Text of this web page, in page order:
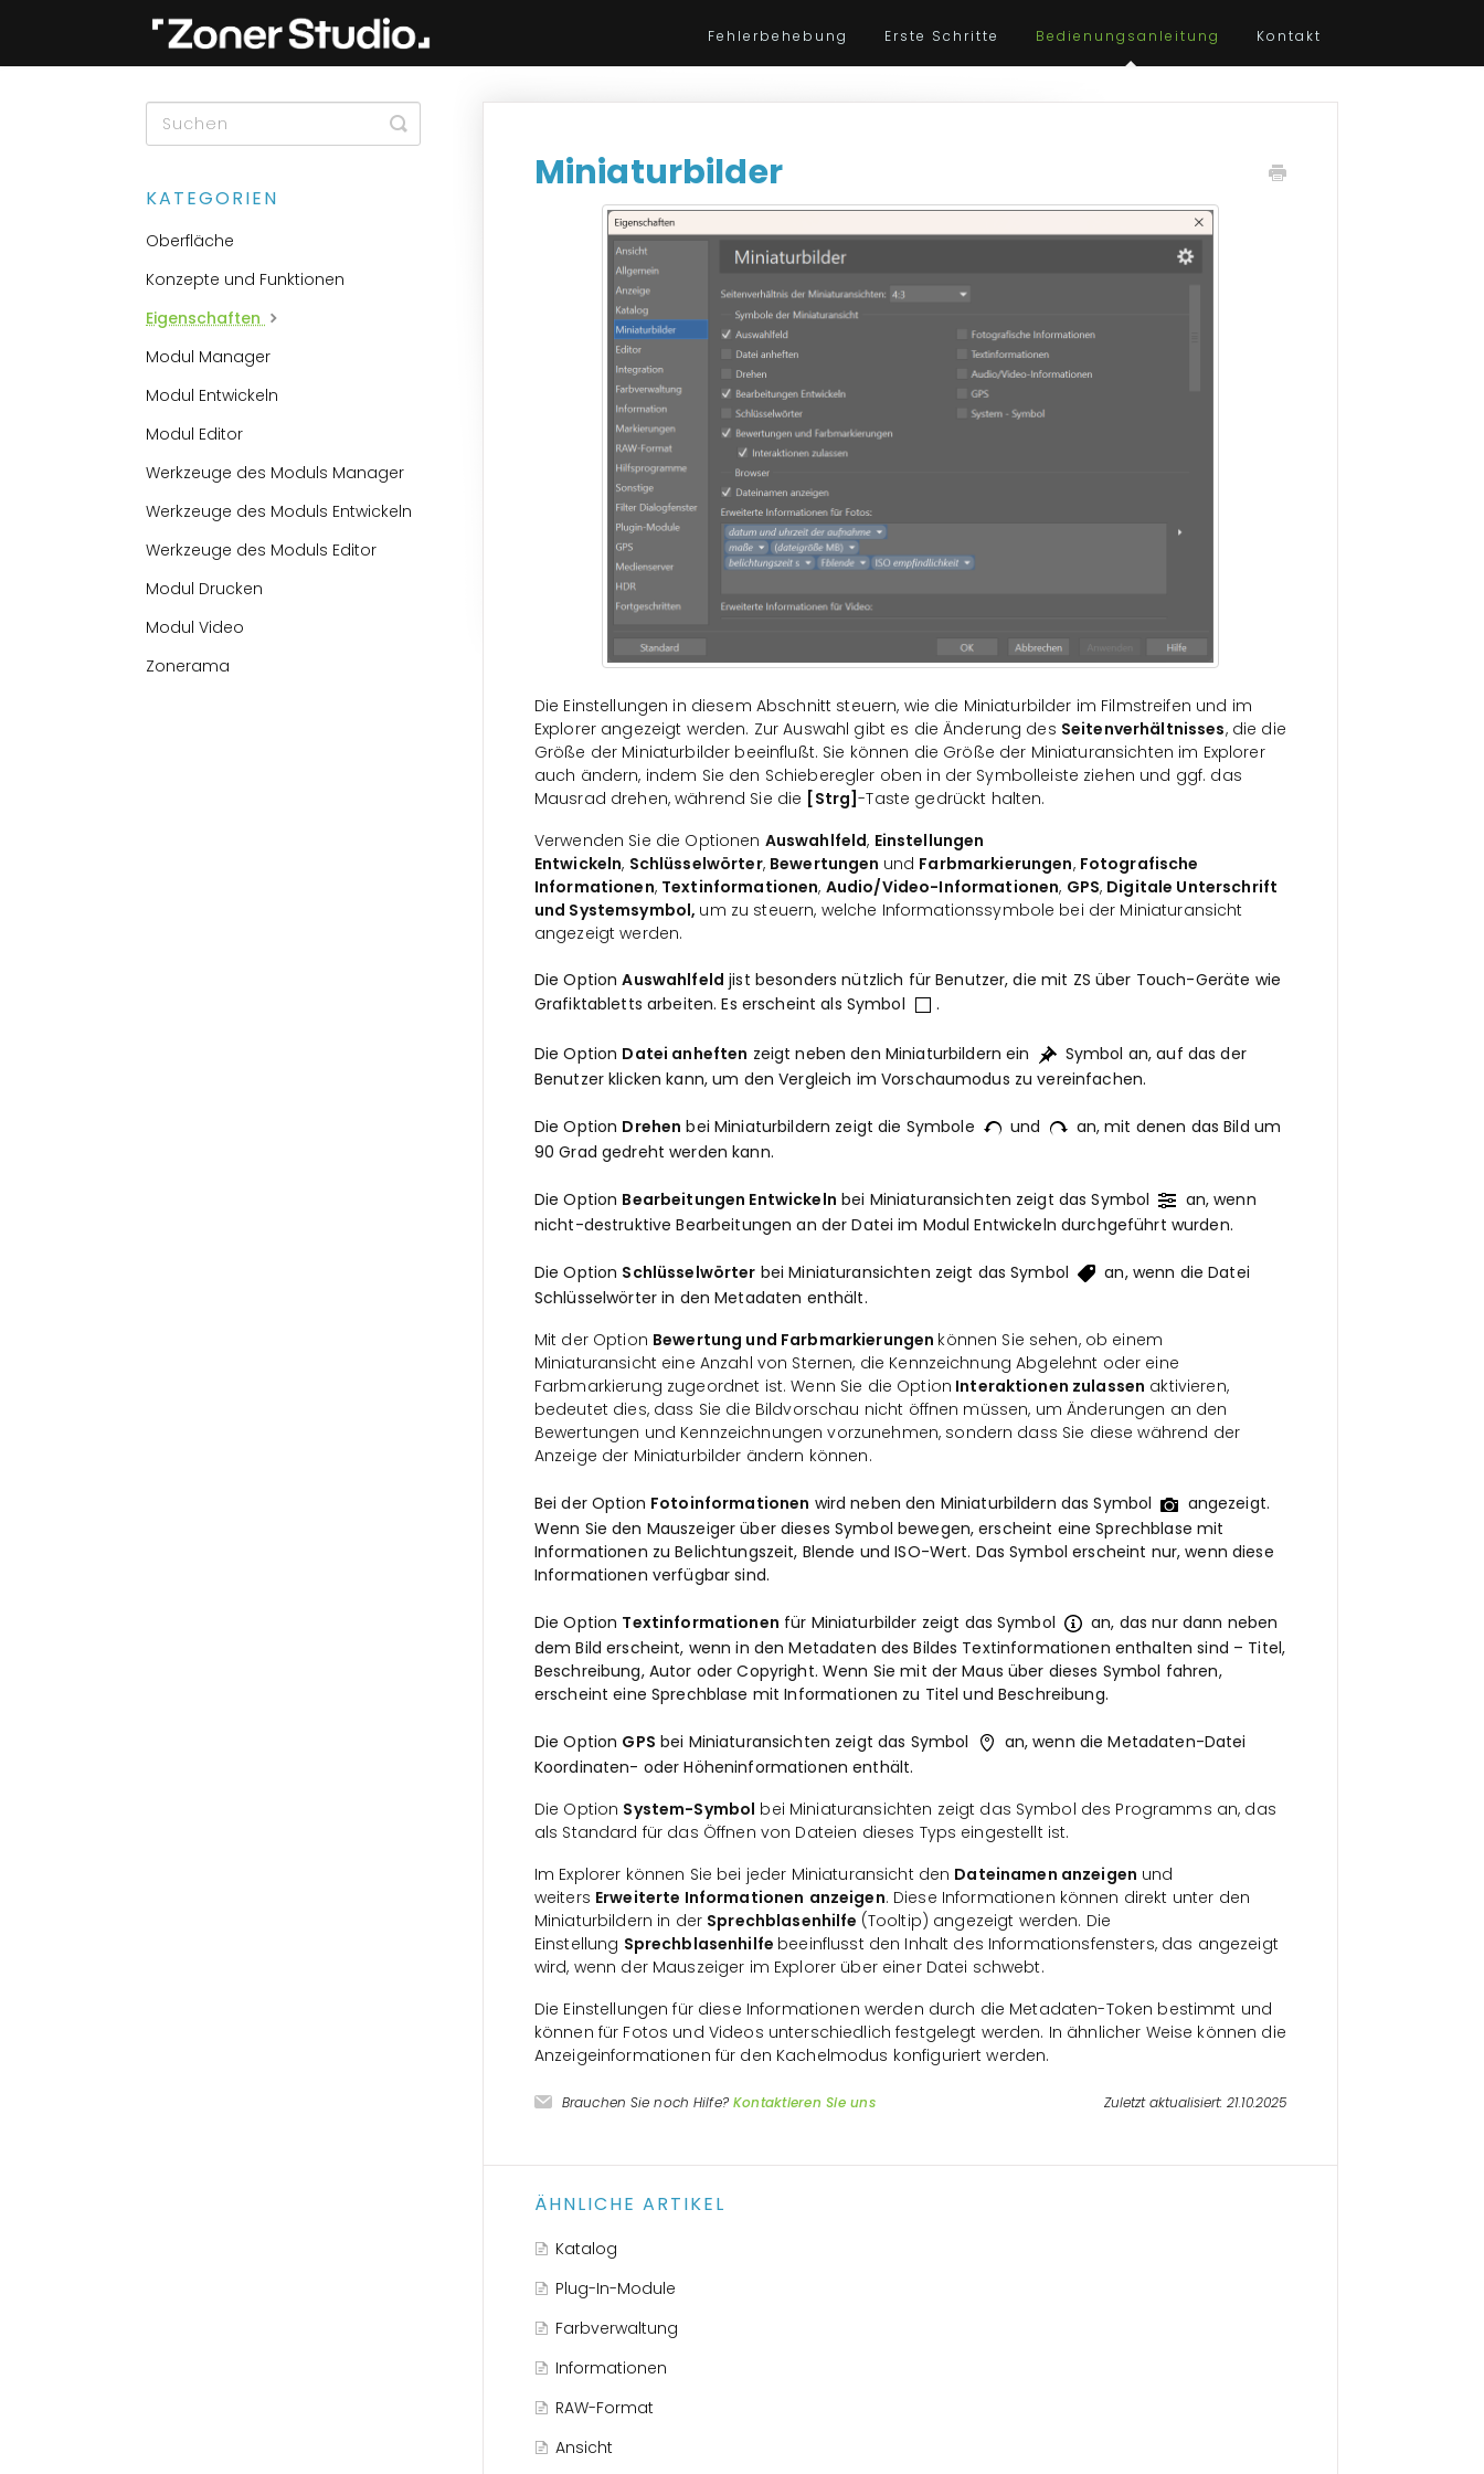
Fehlerbehebung Erste Schritte Bedienungsanleitung Kontakt
Miniaturbilder
Die Einstellungen in diesem Abschnitt steuern, wie die Miniaturbilder im Filmstreifen und im
Explorer angezeigt werden. Zur Auswahl gibt es die Änderung des Seitenverhältnisses, die die
Größe der Miniaturbilder beeinflußt. Sie können die Größe der Miniaturansichten im Explorer
auch ändern, indem Sie den Schieberegler oben in der Symbolleiste ziehen und ggf. das
Mausrad drehen, während Sie die [Strg]-Taste gedrückt halten.
Verwenden Sie die Optionen Auswahlfeld, Einstellungen
Entwickeln, Schlüsselwörter, Bewertungen und Farbmarkierungen, Fotografische
Informationen, Textinformationen, Audio/Video-Informationen, GPS, Digitale Unterschrift
und Systemsymbol, um zu steuern, welche Informationssymbole bei der Miniaturansicht
angezeigt werden.
Die OptionAuswahlfeld jist besonders nützlich für Benutzer, die mit ZS über Touch-Geräte wie
Grafiktabletts arbeiten. Es erscheint als Symbol
.
Die Option Datei anheften zeigt neben den Miniaturbildern ein
Symbol an, auf das der
Benutzer klicken kann, um den Vergleich im Vorschaumodus zu vereinfachen.
Die Option Drehen bei Miniaturbildern zeigt die Symbole und
an, mit denen das Bild um
90 Grad gedreht werden kann.
Die Option Bearbeitungen Entwickeln bei Miniaturansichten zeigt das Symbol
an, wenn
nicht-destruktive Bearbeitungen an der Datei im Modul Entwickeln durchgeführt wurden.
Die Option Schlüsselwörter bei Miniaturansichten zeigt das Symbol
an, wenn die Datei
Schlüsselwörter in den Metadaten enthält.
Mit der Option Bewertung und Farbmarkierungen können Sie sehen, ob einem
Miniaturansicht eine Anzahl von Sternen, die Kennzeichnung Abgelehnt oder eine
Farbmarkierung zugeordnet ist. Wenn Sie die Option Interaktionen zulassen aktivieren,
bedeutet dies, dass Sie die Bildvorschau nicht öffnen müssen, um Änderungen an den
Bewertungen und Kennzeichnungen vorzunehmen, sondern dass Sie diese während der
Anzeige der Miniaturbilder ändern können.
Bei der Option Fotoinformationen wird neben den Miniaturbildern das Symbol
angezeigt.
Wenn Sie den Mauszeiger über dieses Symbol bewegen, erscheint eine Sprechblase mit
Informationen zu Belichtungszeit, Blende und ISO-Wert. Das Symbol erscheint nur, wenn diese
Informationen verfügbar sind.
Die Option Textinformationen für Miniaturbilder zeigt das Symbol
an, das nur dann neben
dem Bild erscheint, wenn in den Metadaten des Bildes Textinformationen enthalten sind – Titel,
Beschreibung, Autor oder Copyright. Wenn Sie mit der Maus über dieses Symbol fahren,
erscheint eine Sprechblase mit Informationen zu Titel und Beschreibung.
Die Option GPS bei Miniaturansichten zeigt das Symbol
an, wenn die Metadaten-Datei
Koordinaten- oder Höheninformationen enthält.
Die Option System-Symbol bei Miniaturansichten zeigt das Symbol des Programms an, das
als Standard für das Öffnen von Dateien dieses Typs eingestellt ist.
Im Explorer können Sie bei jeder Miniaturansicht den Dateinamen anzeigen und
weiters Erweiterte Informationen anzeigen. Diese Informationen können direkt unter den
Miniaturbildern in der Sprechblasenhilfe (Tooltip) angezeigt werden. Die
Einstellung Sprechblasenhilfe beeinflusst den Inhalt des Informationsfensters, das angezeigt
wird, wenn der Mauszeiger im Explorer über einer Datei schwebt.
Die Einstellungen für diese Informationen werden durch die Metadaten-Token bestimmt und
können für Fotos und Videos unterschiedlich festgelegt werden. In ähnlicher Weise können die
Anzeigeinformationen für den Kachelmodus konfiguriert werden.
Brauchen Sie noch Hilfe? Kontaktieren Sie uns Zuletzt aktualisiert: 21.10.2025
ÄHNLICHE ARTIKEL
Katalog
Plug-In-Module
Farbverwaltung
Informationen
RAW-Format
Ansicht
Toggle
Search
KATEGORIEN
Oberfläche
Konzepte und Funktionen
Eigenschaften
Modul Manager
Modul Entwickeln
Modul Editor
Werkzeuge des Moduls Manager
Werkzeuge des Moduls Entwickeln
Werkzeuge des Moduls Editor
Modul Drucken
Modul Video
Zonerama